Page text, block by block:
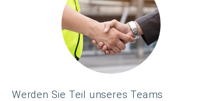
Werden Sie Teil unseres Teams